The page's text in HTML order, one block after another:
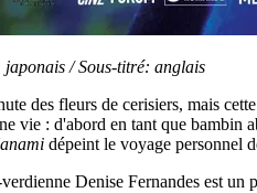
/ Sous-titré: anglais
des fleurs de cerisiers, mais
vie : d'abord en tant que
dépeint le voyage personnel
Denise Fernandes est